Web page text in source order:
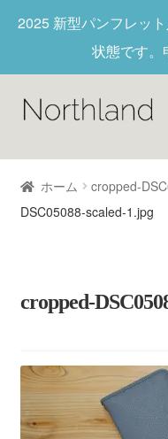
2025 新型パンフレッ
状態です。
Home
財布/キーホルダー
アウトレット
聖書カバー
ホーム cropped-
DSC05088-scaled-1.jpg
cropped-